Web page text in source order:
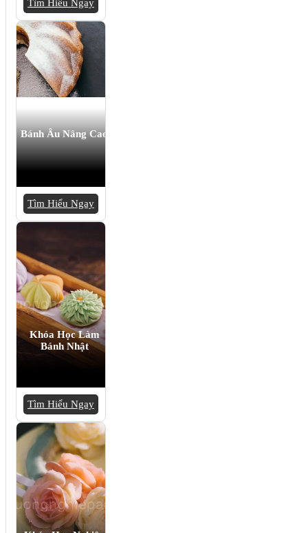
Tìm Hiểu Ngay
Bánh Âu Nâng Cao
Tìm Hiểu Ngay
Khóa Học Làm
Bánh Nhật
Tìm Hiểu Ngay